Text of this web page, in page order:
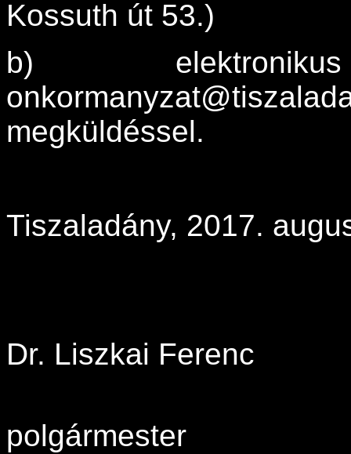
Kossuth út 53.)
b)
megküldéssel.
Tiszaladány, 2017.
Dr. Liszkai Ferenc
polgármester